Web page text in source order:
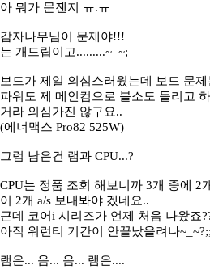
아 뭐가 문젠지 ㅠ.ㅠ
감자나무님이 문제야!!!
는 개드립이고.........~_~;
보드가 제일 의심스러웠는데 보드 문
파워도 제 메인컴으로 블소도 돌리고
거라 의심가진 않구요..
(에너맥스 Pro82 525W)
그럼 남은건 램과 CPU...?
CPU는 정품 조회 해보니까 3개 중에 2
이 2개 a/s 보내봐야 겠네요..
근데 코어i 시리즈가 언제 처음 나왔죠
아직 워런티 기간이 안끝났을려나~_~?;;
램은... 음... 음... 램은....